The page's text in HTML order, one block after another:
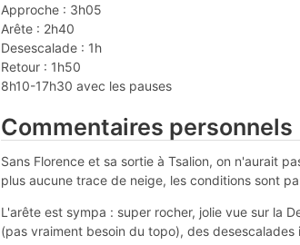
Approche : 3h05
Arête : 2h40
Desescalade : 1h
Retour : 1h50
8h10-17h30 avec les pauses
Commentaires personnels
Sans Florence et sa sortie à Tsalion, on n'aurait
plus aucune trace de neige, les conditions sont
L'arête est sympa : super rocher, jolie vue sur la
(pas vraiment besoin du topo), des